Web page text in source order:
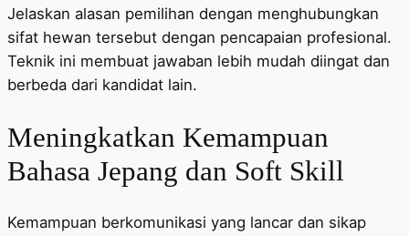
Jelaskan alasan pemilihan dengan menghubungkan
sifat hewan tersebut dengan pencapaian profesional.
Teknik ini membuat jawaban lebih mudah diingat dan
berbeda dari kandidat lain.
Meningkatkan Kemampuan
Bahasa Jepang dan Soft Skill
Kemampuan berkomunikasi yang lancar dan sikap